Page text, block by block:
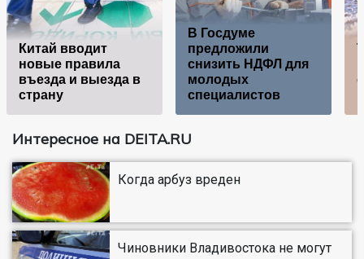
Китай вводит
новые правила
въезда и выезда в
страну
В Госдуме
предложили
снизить НДФЛ для
молодых
специалистов
Интересное на DEITA.RU
Когда арбуз вреден
Чиновники Владивостока не могут